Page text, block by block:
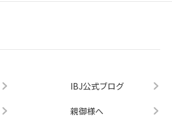
IBJ公式ブログ
親御様へ